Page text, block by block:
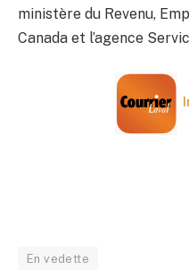
ministère du Revenu,
Canada et l’agence
En vedette